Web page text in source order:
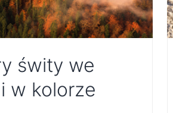
świty we
w kolorze